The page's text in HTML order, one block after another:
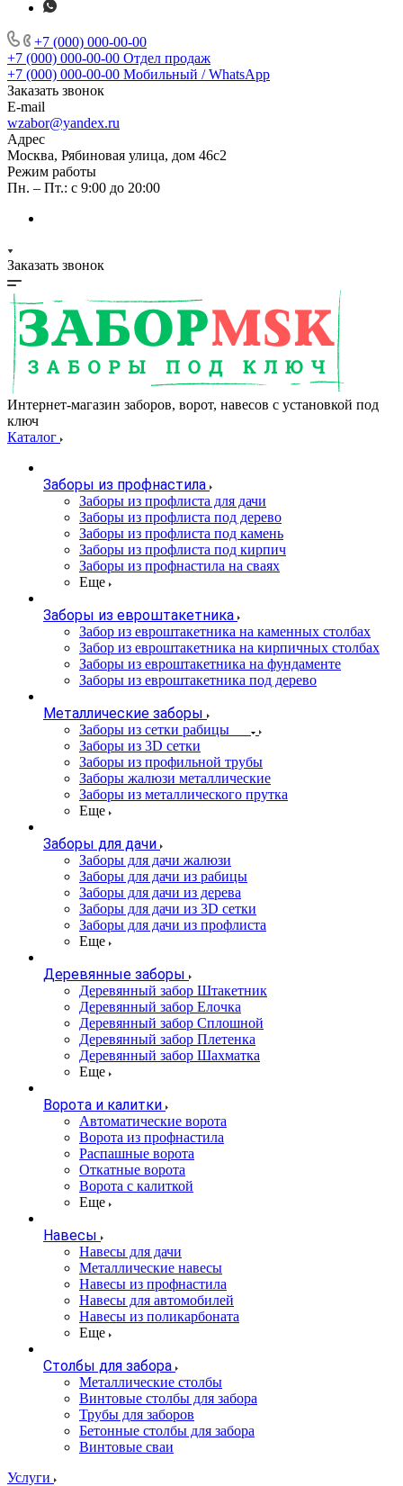
+7 (000) 000-00-00
+7 (000) 000-00-00 Отдел продаж
+7 (000) 000-00-00 Мобильный / WhatsApp
Заказать звонок
E-mail
wzabor@yandex.ru
Адрес
Москва, Рябиновая улица, дом 46с2
Режим работы
Пн. – Пт.: с 9:00 до 20:00
Заказать звонок
Интернет-магазин заборов, ворот, навесов с установкой под
ключ
Каталог
Заборы из профнастила
Заборы из профлиста для дачи
Заборы из профлиста под дерево
Заборы из профлиста под камень
Заборы из профлиста под кирпич
Заборы из профнастила на сваях
Еще
Заборы из евроштакетника
Забор из евроштакетника на каменных столбах
Забор из евроштакетника на кирпичных столбах
Заборы из евроштакетника на фундаменте
Заборы из евроштакетника под дерево
Металлические заборы
Заборы из сетки рабицы
Заборы из 3D сетки
Заборы из профильной трубы
Заборы жалюзи металлические
Заборы из металлического прутка
Еще
Заборы для дачи
Заборы для дачи жалюзи
Заборы для дачи из рабицы
Заборы для дачи из дерева
Заборы для дачи из 3D сетки
Заборы для дачи из профлиста
Еще
Деревянные заборы
Деревянный забор Штакетник
Деревянный забор Елочка
Деревянный забор Сплошной
Деревянный забор Плетенка
Деревянный забор Шахматка
Еще
Ворота и калитки
Автоматические ворота
Ворота из профнастила
Распашные ворота
Откатные ворота
Ворота с калиткой
Еще
Навесы
Навесы для дачи
Металлические навесы
Навесы из профнастила
Навесы для автомобилей
Навесы из поликарбоната
Еще
Столбы для забора
Металлические столбы
Винтовые столбы для забора
Трубы для заборов
Бетонные столбы для забора
Винтовые сваи
Услуги